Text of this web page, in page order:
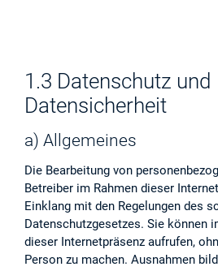
1.3 Datenschutz und
Datensicherheit
a) Allgemeines
Die Bearbeitung von
Betreiber im Rahmen dieser
Einklang mit den Regelungen des
Datenschutzgesetzes. Sie können
dieser Internetpräsenz aufrufen,
Person zu machen. Ausnahmen